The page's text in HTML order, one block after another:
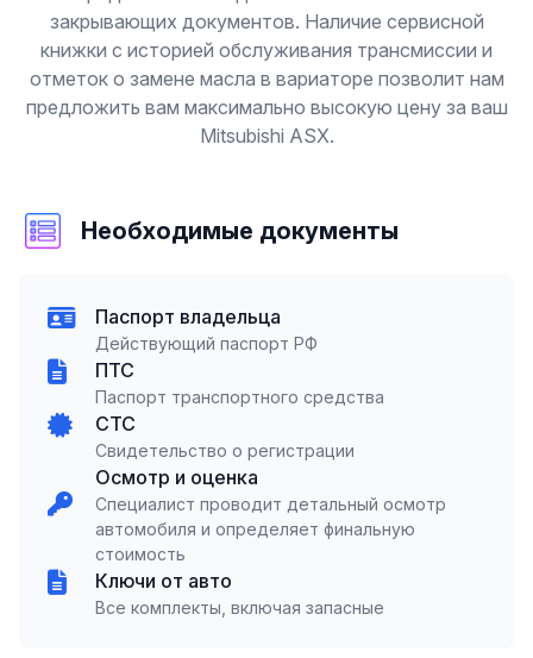
закрывающих документов. Наличие сервисной
книжки с историей обслуживания трансмиссии и
отметок о замене масла в вариаторе позволит нам
предложить вам максимально высокую цену за ваш
Mitsubishi ASX.
Необходимые документы
Паспорт владельца
Действующий паспорт РФ
ПТС
Паспорт транспортного средства
СТС
Свидетельство о регистрации
Осмотр и оценка
Специалист проводит детальный осмотр
автомобиля и определяет финальную
стоимость
Ключи от авто
Все комплекты, включая запасные